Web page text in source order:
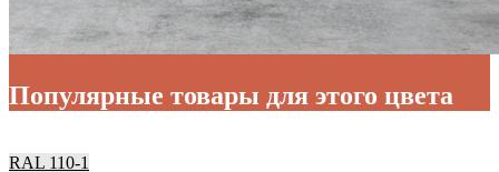
Популярные товары для этого цвета
RAL 110-1